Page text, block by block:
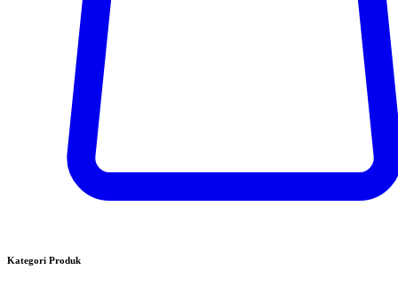
Kategori Produk